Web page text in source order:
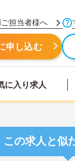
担当者様へ
申し込む
に入り求人
この求人と似